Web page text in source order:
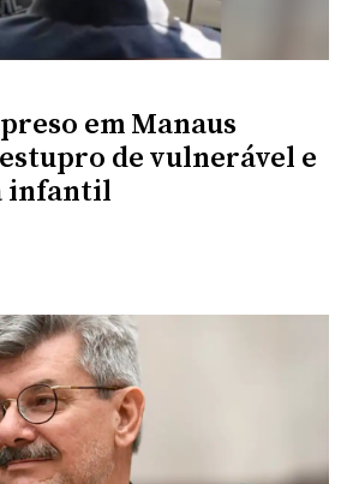
em Manaus
de vulnerável e
infantil